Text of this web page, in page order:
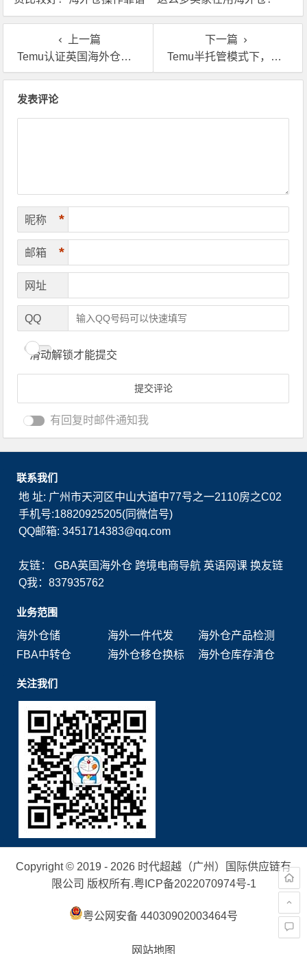
吗？
上一篇
Temu认证英国海外仓，做五金维修工具的卖家别再犹豫了
下一篇
Temu半托管模式下，英国自营海外仓一件代发才是关键
发表评论
昵称 *
邮箱 *
网址
QQ
滑动解锁才能提交
有回复时邮件通知我
联系我们
地 址: 广州市天河区中山大道中77号之一2110房之C02
手机号:18820925205(同微信号)
QQ邮箱: 3451714383@qq.com
友链：GBA英国海外仓 跨境电商导航 英语网课 换友链
Q我：837935762
业务范围
海外仓储
海外一件代发
海外仓产品检测
FBA中转仓
海外仓移仓换标 海外仓库存清仓
关注我们
Copyright © 2019 - 2026 时代超越（广州）国际供应链有
限公司 版权所有.粤ICP备2022070974号-1
粤公网安备 44030902003464号
网站地图